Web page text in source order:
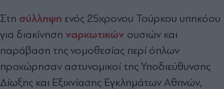
Στη σύλληψη ενός 25χρονου Τούρκου υπηκόου
για διακίνηση ναρκωτικών ουσιών και
παράβαση της νομοθεσίας περί όπλων
προχώρησαν αστυνομικοί της Υποδιεύθυνσης
Δίωξης και Εξιχνίασης Εγκλημάτων Αθηνών,